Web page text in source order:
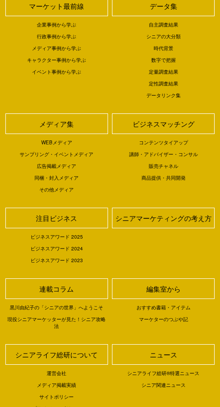
マーケット最前線
企業事例から学ぶ
行政事例から学ぶ
メディア事例から学ぶ
キャラクター事例から学ぶ
イベント事例から学ぶ
データ集
自主調査結果
シニアの大分類
時代背景
数字で把握
定量調査結果
定性調査結果
データリンク集
メディア集
WEBメディア
サンプリング・イベントメディア
広告掲載メディア
同梱・封入メディア
その他メディア
ビジネスマッチング
コンテンツタイアップ
講師・アドバイザー・コンサル
販売チャネル
商品提供・共同開発
注目ビジネス
ビジネスアワード 2025
ビジネスアワード 2024
ビジネスアワード 2023
シニアマーケティングの考え方
連載コラム
黒川由紀子の「シニアの世界」へようこそ
現役シニアマーケッターが見た！シニア攻略
法
編集室から
おすすめ書籍・アイテム
マーケターのつぶや記
シニアライフ総研について
運営会社
メディア掲載実績
サイトポリシー
ニュース
シニアライフ総研®特選ニュース
シニア関連ニュース